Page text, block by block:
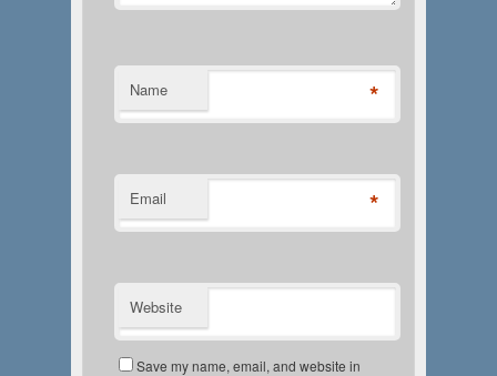
Name *
Email *
Website
Save my name, email, and website in